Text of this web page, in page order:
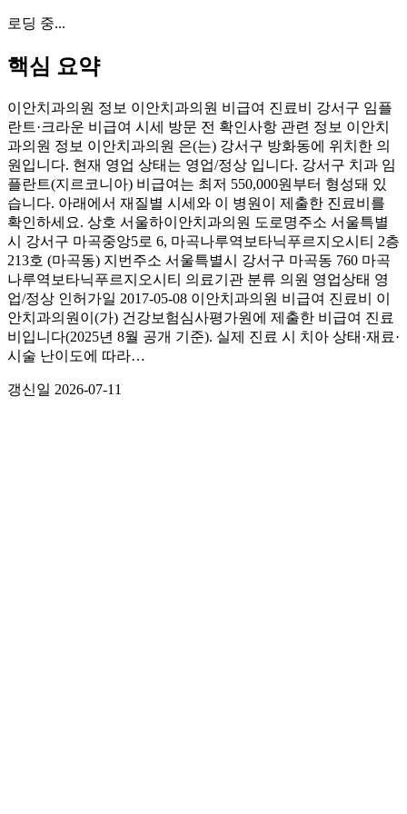
로딩 중...
핵심 요약
이안치과의원 정보 이안치과의원 비급여 진료비 강서구 임플
란트·크라운 비급여 시세 방문 전 확인사항 관련 정보 이안치
과의원 정보 이안치과의원 은(는) 강서구 방화동에 위치한 의
원입니다. 현재 영업 상태는 영업/정상 입니다. 강서구 치과 임
플란트(지르코니아) 비급여는 최저 550,000원부터 형성돼 있
습니다. 아래에서 재질별 시세와 이 병원이 제출한 진료비를
확인하세요. 상호 서울하이안치과의원 도로명주소 서울특별
시 강서구 마곡중앙5로 6, 마곡나루역보타닉푸르지오시티 2층
213호 (마곡동) 지번주소 서울특별시 강서구 마곡동 760 마곡
나루역보타닉푸르지오시티 의료기관 분류 의원 영업상태 영
업/정상 인허가일 2017-05-08 이안치과의원 비급여 진료비 이
안치과의원이(가) 건강보험심사평가원에 제출한 비급여 진료
비입니다(2025년 8월 공개 기준). 실제 진료 시 치아 상태·재료·
시술 난이도에 따라…
갱신일 2026-07-11